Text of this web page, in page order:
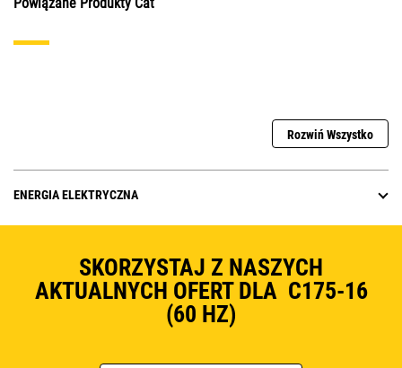
Rozwiń Wszystko
ENERGIA ELEKTRYCZNA
SKORZYSTAJ Z NASZYCH
AKTUALNYCH OFERT DLA C175-16
(60 HZ)